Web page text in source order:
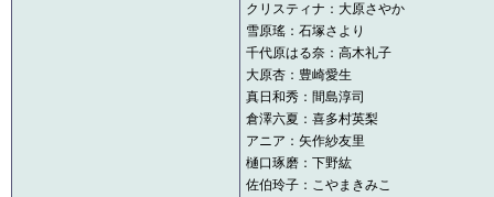
クリスティナ：大原さやか
雪原瑤：石塚さより
千代原はる奈：高木礼子
大原杏：豊崎愛生
真日和秀：間島淳司
倉澤六夏：喜多村英梨
アニア：矢作紗友里
樋口琢磨：下野紘
佐伯玲子：こやまきみこ